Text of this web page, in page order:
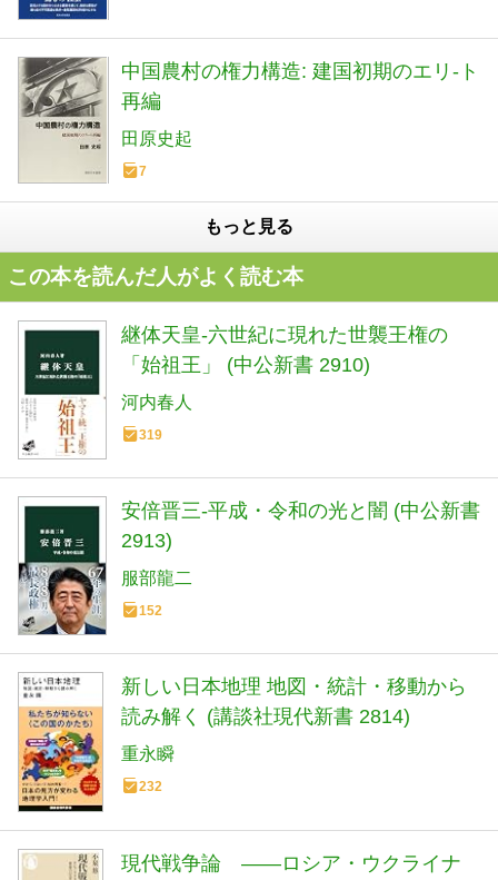
中国農村の権力構造: 建国初期のエリ-ト
再編
田原史起
7
もっと見る
この本を読んだ人がよく読む本
継体天皇-六世紀に現れた世襲王権の
「始祖王」 (中公新書 2910)
河内春人
319
安倍晋三-平成・令和の光と闇 (中公新書
2913)
服部龍二
152
新しい日本地理 地図・統計・移動から
読み解く (講談社現代新書 2814)
重永瞬
232
現代戦争論 ――ロシア・ウクライナ